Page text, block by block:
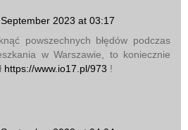
2023 at 03:17
powszechnych błędów podczas
w Warszawie, to koniecznie
https://www.io17.pl/973 !